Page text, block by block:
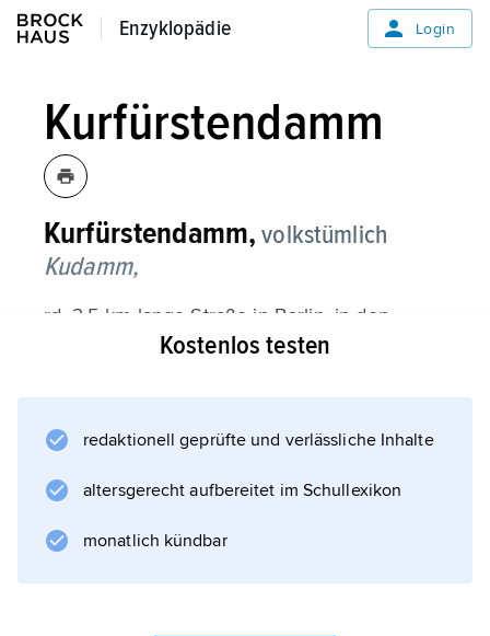
Enzyklopädie
Enzyklopädie Login
Kurfürstendamm
Kurfürstendamm, volkstümlich
Kudamm,
rd. 3,5 km lange Straße in Berlin, in den
Verwaltungsbezirken Charlottenburg und
Jahrhundert von Kurfürst
angelegter Dammweg zu seinem Jagdschloss
Bismarck
Kostenlos testen
redaktionell geprüfte und verlässliche Inhalte
altersgerecht aufbereitet im Schullexikon
monatlich kündbar